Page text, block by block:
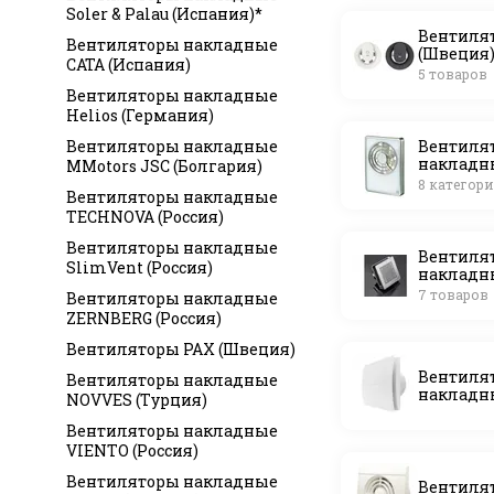
(Швеция)
5 товаров
8
(Италия)
7 товаров
Soler & Palau (Испания)*
Вентиляторы накладные
САТА (Испания)
Вентиляторы накладные
Helios (Германия)
Вентиляторы накладные
MMotors JSC (Болгария)
Вентиляторы накладные
TECHNOVA (Россия)
Вентиляторы накладные
SlimVent (Россия)
Вентиляторы накладные
ZERNBERG (Россия)
Вентиляторы PAX (Швеция)
Вентиляторы накладные
NOVVES (Турция)
Вентиляторы накладные
VIENTO (Россия)
Вентиляторы накладные